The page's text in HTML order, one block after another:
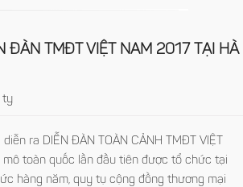
ĐÀN TMĐT VIỆT NAM 2017 TẠI HÀ
ty
ra DIỄN ĐÀN TOÀN CẢNH TMĐT VIỆT
mô toàn quốc lần đầu tiên được tổ chức tại
hàng năm, quy tụ cộng đồng thương mại